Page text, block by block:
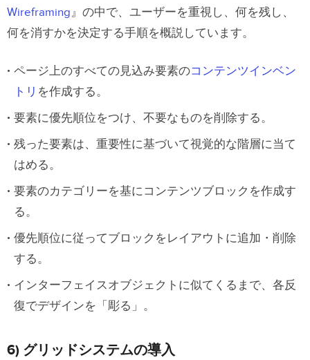
Wireframing』の中で、ユーザーを重視し、何を残し、
何を消すかを決定する手順を概説しています。
ページ上のすべての見込み要素のコンテンツインベン
トリ を作成する。
要素に優先順位をつけ、不要なものを削除する。
残った要素は、重要性に基づいて視覚的な階層に当て
はめる。
要素のカテゴリーを基にコンテンツブロックを作成す
る。
優先順位に従ってブロックをレイアウトに追加・削除
する。
インターフェイスオブジェクトに似てくるまで、各反
復でデザインを「彫る」。
6) グリッドシステムの導入